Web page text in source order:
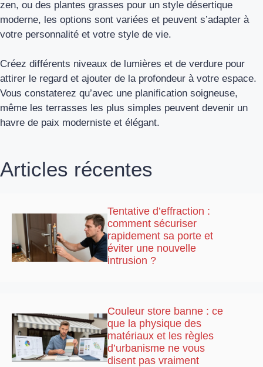
zen, ou des plantes grasses pour un style désertique
moderne, les options sont variées et peuvent s’adapter à
votre personnalité et votre style de vie.
Créez différents niveaux de lumières et de verdure pour
attirer le regard et ajouter de la profondeur à votre espace.
Vous constaterez qu’avec une planification soigneuse,
même les terrasses les plus simples peuvent devenir un
havre de paix moderniste et élégant.
Articles récentes
Tentative d’effraction :
comment sécuriser
rapidement sa porte et
éviter une nouvelle
intrusion ?
Couleur store banne : ce
que la physique des
matériaux et les règles
d’urbanisme ne vous
disent pas vraiment